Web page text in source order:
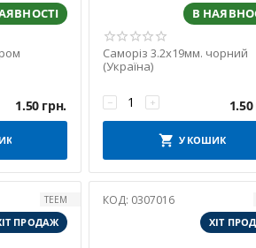
1.50 грн.
В
Саморіз 3.2х19мм. чорний
(Україна)
+
− 1.50
У КОШИК
TEEM
ПРОДАЖ
КОД: 0307016
ХІТ